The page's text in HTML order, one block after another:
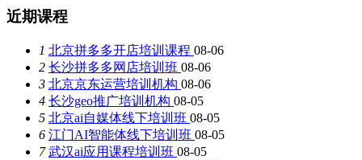
近期课程
1 北京拼多多开店培训课程 08-06
2 长沙拼多多网店培训班 08-06
3 北京京东运营培训机构 08-06
4 长沙geo推广培训机构 08-05
5 北京ai自媒体线下培训班 08-05
6 江门AI智能体线下培训班 08-05
7 武汉ai应用课程培训班 08-05